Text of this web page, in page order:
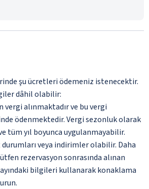
şu ücretleri ödemeniz istenecektir.
dâhil olabilir:
vergi alınmaktadır ve bu vergi
ödenmektedir. Vergi sezonluk olarak
tüm yıl boyunca uygulanmayabilir.
veya indirimler olabilir. Daha
rezervasyon sonrasında alınan
bilgileri kullanarak konaklama